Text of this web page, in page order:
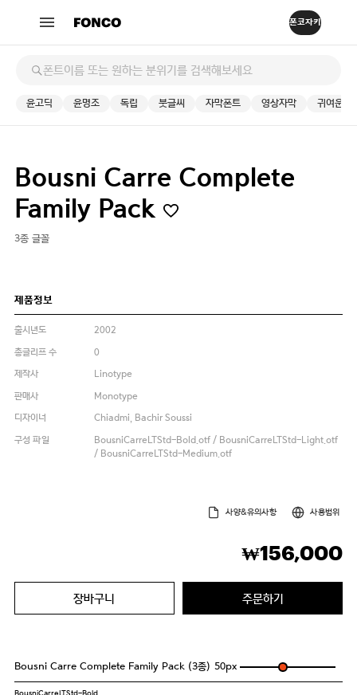
윤고딕 윤명조 독립 붓글씨 자막폰트 영상자막 귀여운
Bousni Carre Complete
Family Pack
3종 글꼴
제품정보
출시년도
2002
총글리프 수
0
제작사
Linotype
판매사
Monotype
디자이너
Chiadmi, Bachir Soussi
구성 파일
BousniCarreLTStd-Bold.otf / BousniCarreLTStd-Light.otf
/ BousniCarreLTStd-Medium.otf
사양&유의사항 사용범위
₩156,000
장바구니 주문하기
Bousni Carre Complete Family Pack (3종) 50px
BousniCarreLTStd-Bold